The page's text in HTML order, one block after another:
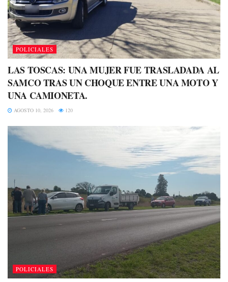
POLICIALES
LAS TOSCAS: UNA MUJER FUE TRASLADADA AL
SAMCO TRAS UN CHOQUE ENTRE UNA MOTO Y
UNA CAMIONETA.
AGOSTO 10, 2026 120
POLICIALES